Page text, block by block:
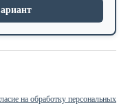
на обработку персональных